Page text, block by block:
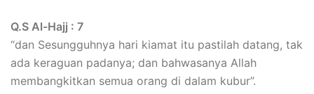
Q.S Al-Hajj : 7
“dan Sesungguhnya hari kiamat itu pastilah datang, tak
ada keraguan padanya; dan bahwasanya Allah
membangkitkan semua orang di dalam kubur”.